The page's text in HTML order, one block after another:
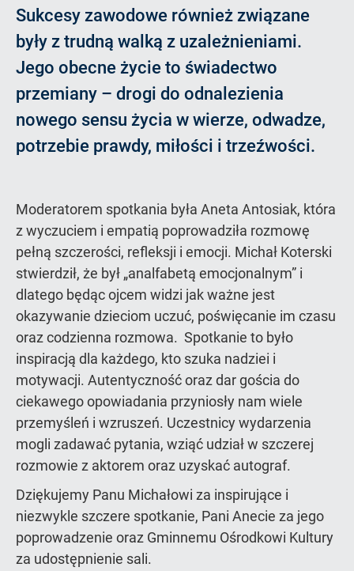
Sukcesy zawodowe również związane
były z trudną walką z uzależnieniami.
Jego obecne życie to świadectwo
przemiany – drogi do odnalezienia
nowego sensu życia w wierze, odwadze,
potrzebie prawdy, miłości i trzeźwości.
Moderatorem spotkania była Aneta Antosiak, która
z wyczuciem i empatią poprowadziła rozmowę
pełną szczerości, refleksji i emocji. Michał Koterski
stwierdził, że był „analfabetą emocjonalnym” i
dlatego będąc ojcem widzi jak ważne jest
okazywanie dzieciom uczuć, poświęcanie im czasu
oraz codzienna rozmowa. Spotkanie to było
inspiracją dla każdego, kto szuka nadziei i
motywacji. Autentyczność oraz dar gościa do
ciekawego opowiadania przyniosły nam wiele
przemyśleń i wzruszeń. Uczestnicy wydarzenia
mogli zadawać pytania, wziąć udział w szczerej
rozmowie z aktorem oraz uzyskać autograf.
Dziękujemy Panu Michałowi za inspirujące i
niezwykle szczere spotkanie, Pani Anecie za jego
poprowadzenie oraz Gminnemu Ośrodkowi Kultury
za udostępnienie sali.